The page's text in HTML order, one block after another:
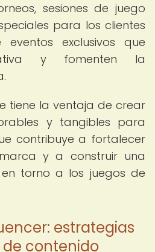
sesiones de juego
para los clientes
exclusivos que
y fomenten la
tiene la ventaja de crear
y tangibles para
contribuye a fortalecer
y a construir una
torno a los juegos de
estrategias
contenido